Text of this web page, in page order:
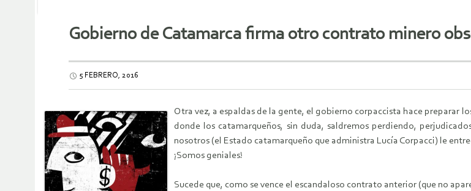
Gobierno de Catamarca firma otro contrato minero
5 FEBRERO, 2016
Otra vez, a espaldas de la gente, el gobierno corpaccista hace preparar
donde los catamarqueños, sin duda, saldremos perdiendo,
nosotros (el Estado catamarqueño que administra Lucía Corpacci) le
¡Somos geniales!
Sucede que, como se vence el escandaloso contrato anterior (que no